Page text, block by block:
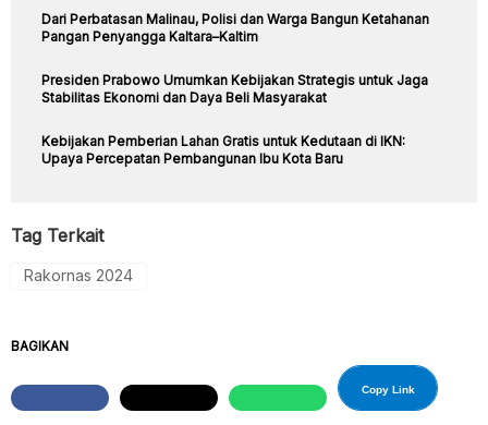
Dari Perbatasan Malinau, Polisi dan Warga Bangun Ketahanan
Pangan Penyangga Kaltara–Kaltim
Presiden Prabowo Umumkan Kebijakan Strategis untuk Jaga
Stabilitas Ekonomi dan Daya Beli Masyarakat
Kebijakan Pemberian Lahan Gratis untuk Kedutaan di IKN:
Upaya Percepatan Pembangunan Ibu Kota Baru
Tag Terkait
Rakornas 2024
BAGIKAN
Copy Link